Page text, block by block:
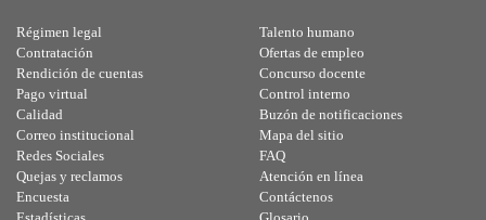
Régimen legal
Contratación
Rendición de cuentas
Pago virtual
Calidad
Talento humano
Ofertas de empleo
Concurso docente
Control interno
Buzón de notificaciones
Correo institucional
Redes Sociales
Quejas y reclamos
Encuesta
Mapa del sitio
FAQ
Atención en línea
Contáctenos